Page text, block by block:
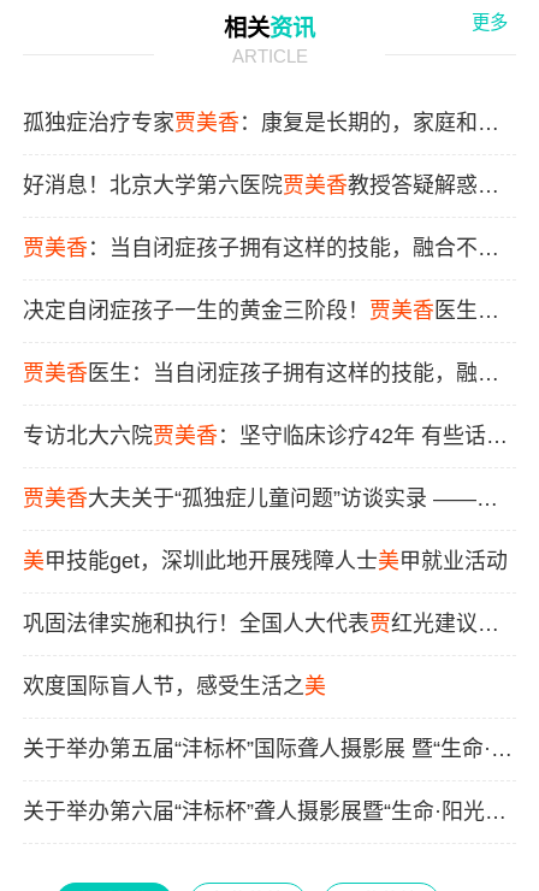
相关资讯
ARTICLE
更多
孤独症治疗专家贾美香 ：康复是长期的，家庭和社
会支持缺一不可
好消息！北京大学第六医院贾美香教授答疑解惑来
了！
贾美香 ：当自闭症孩子拥有这样的技能，融合不再
难
决定自闭症孩子一生的黄金三阶段！ 贾美香 医生的
忠告值得家长收藏
贾美香 医生：当自闭症孩子拥有这样的技能，融合
不再难
专访北大六院贾美香 ：坚守临床诊疗42年 有些话想
对年轻医生说说
贾美香大夫关于“孤独症儿童问题”访谈实录 ——世
界孤独症日特别访谈
美甲技能get，深圳此地开展残障人士美甲就业活动
巩固法律实施和执行！全国人大代表贾红光建议开
展《无障碍环境建设法》全国人大执法检查
欢度国际盲人节，感受生活之美
关于举办第五届“沣标杯”国际聋人摄影展 暨“生命·阳
光——大美无障爱”残障主题公益摄影展的函
关于举办第六届“沣标杯”聋人摄影展暨“生命·阳光